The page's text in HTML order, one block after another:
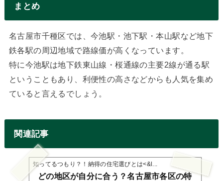
まとめ
名古屋市千種区では、今池駅・池下駅・本山駅など地下
鉄各駅の周辺地域で路線価が高くなっています。
特に今池駅は地下鉄東山線・桜通線の主要2線が通る駅
ということもあり、利便性の高さなどからも人気を集め
ていると言えるでしょう。
関連記事
知ってるつもり？！納得の住宅選びとは<&l...
どの地区が自分に合う？名古屋市各区の特